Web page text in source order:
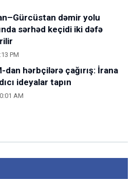
dəmir yolu
sərhəd keçidi iki dəfə
PM
dan hərbçilərə çağırış: İrana
ideyalar tapın
AM